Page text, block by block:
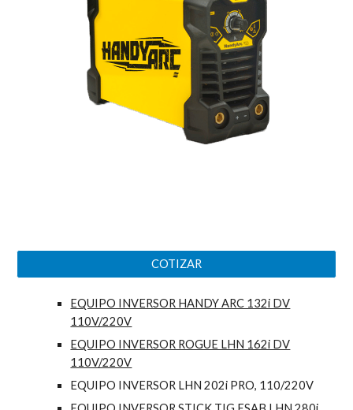
COTIZAR
EQUIPO INVERSOR HANDY ARC 132i DV
110V/220V
EQUIPO INVERSOR ROGUE LHN 162i DV
110V/220V
EQUIPO INVERSOR LHN 202i PRO, 110/220V